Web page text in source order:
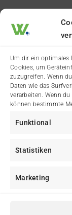
Um dir ein optimales
Cookies, um
zuzugreifen. Wenn
Daten wie das
verarbeiten. Wenn
können bestimmte
Funktional
Statistiken
Marketing
Cookie-Richtlinie
Kontakt